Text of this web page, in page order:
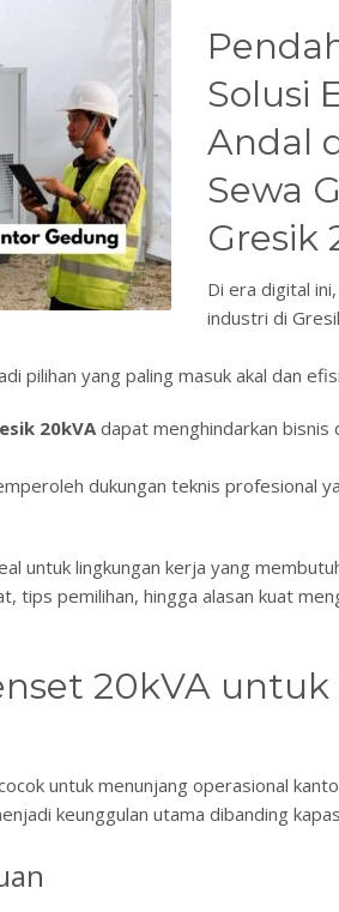
your order. 3
to support@website.com . Thank you!
Solusi
Andal
Sewa
Gresik
Di era digital
industri di
pilihan yang paling masuk akal dan
20kVAdapat menghindarkan bisnis
dukungan teknis profesional
untuk lingkungan kerja yang
tips pemilihan, hingga alasan kuat
20kVA
untuk menunjang operasional
keunggulan utama dibanding